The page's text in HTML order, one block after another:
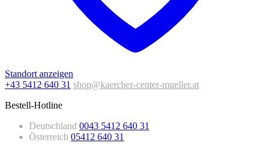
Standort anzeigen
+43 5412 640 31 shop@kaercher-center-mueller.at
Bestell-Hotline
Deutschland 0043 5412 640 31
Österreich 05412 640 31